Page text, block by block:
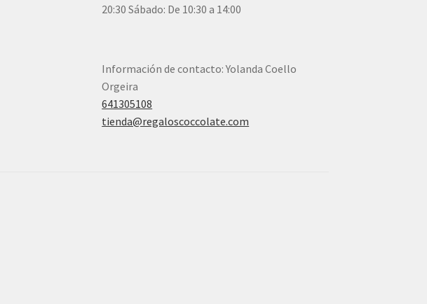
20:30 Sábado: De 10:30 a 14:00
Información de contacto: Yolanda Coello
Orgeira
641305108
tienda@regaloscoccolate.com